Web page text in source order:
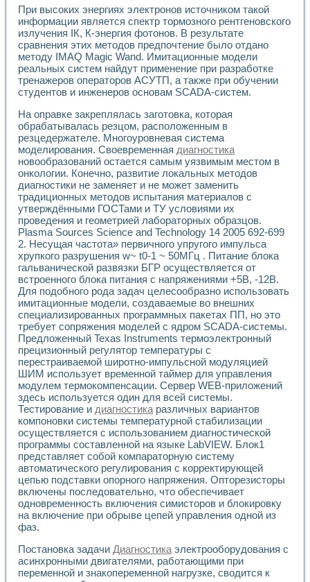
Устройство для изучения основ интерфейсов обмена по
Лабораторный практикум: изучение адиабатического
Стенд для исследования электрических переходных
Система статистической обработки результатов
Автоматизация лазерно-плазменных измерений с
Модельно-измерительный комплекс. Назначение. Состав.
Использование технологий NATIONAL INSTRUMENTS
Учебный практикум "Спектральный и корреляционный
Учебный стенд для исследования принципа действия
Оборудование и программное обеспечение учебных
Виртуальный лабораторный практикум для изучения
Управление роботом ТУР-10 средствами LabVIEW
Аппаратно-программный комплекс для исследования
Автоматизированный дистанционный лабораторный
Использование технологий NATIONAL INSTRUMENTS в
Разработка модификаций алгоритма полигармонической
Учебный стенд для исследования принципа действия
Виртуальная система поддержки принимаемых решений в
Преемственность дисциплин «Моделирование систем» и
Универсальный стенд для исследования электрических
Лабораторные практикумы по информационно-
Виртуальный измеритель частотных характеристик на
Лабораторный практикум по основам теории Коммутации
Разработка виртуальной лабораторной работы
Виртуальные практикумы по электротехнике в среде
Из опыта внедрения в рамках национального проекта
Исследование эффективности решателей
Опыт разработки LabVIEW лабораторных практикумов
Проблемы повышения качества образования и
Развитие LabVIEW лабораторного практикума по
Разработка виртуальной лаборатории по электротехнике
Усовершенствованные алгоритмы частотного анализа
Об опыте работы учебного центра «Технологии
Технологии NI в магистерской программе «Прикладная
Система диагностики двигателей постоянного тока
Автоматизированный стенд формирования
Лабораторный практикум по курсу ИИС на базе
Партнеры
Академические и отраслевые институты
Бизнес
Контакты
При высоких энергиях электронов источником такой
информации является спектр тормозного рентгеновского
излучения IК, К-энергия фотонов. В результате
сравнения этих методов предпочтение было отдано
методу IMAQ Magic Wand. Имитационные модели
реальных систем найдут применение при разработке
тренажеров операторов АСУТП, а также при обучении
студентов и инженеров основам SCADA-систем.
На оправке закреплялась заготовка, которая
обрабатывалась резцом, расположенным в
резцедержателе. Многоуровневая система
моделирования. Своевременная диагностика
новообразований остается самым уязвимым местом в
онкологии. Конечно, развитие локальных методов
диагностики не заменяет и не может заменить
традиционных методов испытания материалов с
утверждёнными ГОСТами и ТУ условиями их
проведения и геометрией лабораторных образцов.
Plasma Sources Science and Technology 14 2005 692-699
2. Несущая частота» первичного упругого импульса
хрупкого разрушения w~ t0-1 ~ 50МГц . Питание блока
гальванической развязки БГР осуществляется от
встроенного блока питания с напряжениями +5В, -12В.
Для подобного рода задач целесообразно использовать
имитационные модели, создаваемые во внешних
специализированных программных пакетах ПП, но это
требует сопряжения моделей с ядром SCADA-системы.
Предложенный Texas Instruments термоэлектронный
прецизионный регулятор температуры с
перестраиваемой широтно-импульсной модуляцией
ШИМ использует временной таймер для управления
модулем термокомпенсации. Сервер WEB-приложений
здесь используется один для всей системы.
Тестирование и диагностикаразличных вариантов
компоновки системы температурной стабилизации
осуществляется с использованием диагностической
программы составленной на языке LabVIEW. Блок1
представляет собой компараторную систему
автоматического регулирования с корректирующей
цепью подставки опорного напряжения. Опторезисторы
включены последовательно, что обеспечивает
одновременность включения симисторов и блокировку
на включение при обрыве цепей управления одной из
фаз.
Постановка задачи Диагностикаэлектрооборудования с
асинхронными двигателями, работающими при
переменной и знакопеременной нагрузке, сводится к